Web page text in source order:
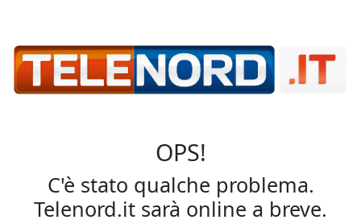
OPS!
C'è stato qualche problema.
Telenord.it sarà online a breve.